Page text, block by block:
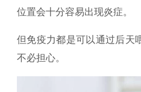
位置会十分容易出现炎症。
但免疫力都是可以通过后天
不必担心。